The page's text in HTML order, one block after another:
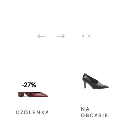
-27%
CZÓŁENKA
NA
OBCASIE